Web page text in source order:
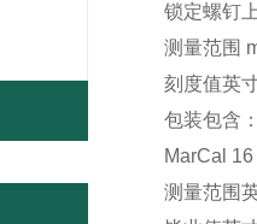
锁定螺钉
测量范围
刻度值英
包装包含
MarCal
测量范围